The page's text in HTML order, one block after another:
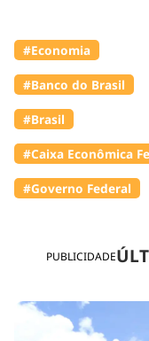
PUBLICIDADE
#Economia
#Banco do Brasil
#Brasil
#Caixa Econômica
#Governo Federal